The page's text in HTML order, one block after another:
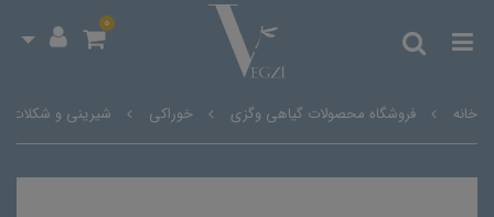
0
خانه فروشگاه محصولات گیاهی وگزی خوراکی شیرینی و شکلات